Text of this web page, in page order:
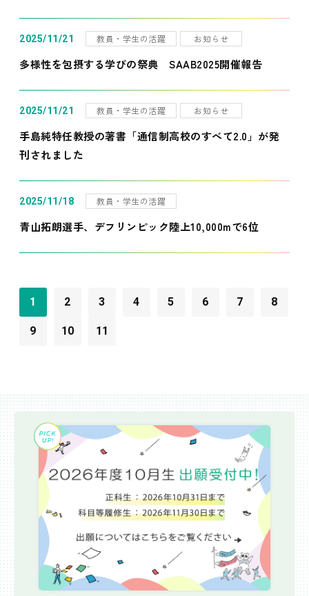
2025/11/21 教員・学生の活躍 お知らせ
多様性を包摂する学びの祭典 SAAB2025開催報告
2025/11/21 教員・学生の活躍 お知らせ
手島純特任教授の著書「通信制高校のすべて2.0」が発
刊されました
2025/11/18 教員・学生の活躍
青山拓朗選手、デフリンピック陸上10,000mで6位
1 2 3 4 5 6 7 8
9 10 11